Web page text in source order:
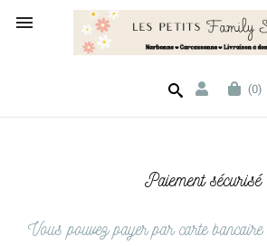

(0)
Paiement sécurisé
Vous pouvez payer par carte